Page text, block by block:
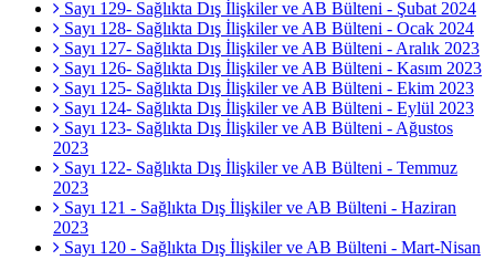
Sayı 129- Sağlıkta Dış İlişkiler ve AB Bülteni - Şubat 2024
Sayı 128- Sağlıkta Dış İlişkiler ve AB Bülteni - Ocak 2024
Sayı 127- Sağlıkta Dış İlişkiler ve AB Bülteni - Aralık 2023
Sayı 126- Sağlıkta Dış İlişkiler ve AB Bülteni - Kasım 2023
Sayı 125- Sağlıkta Dış İlişkiler ve AB Bülteni - Ekim 2023
Sayı 124- Sağlıkta Dış İlişkiler ve AB Bülteni - Eylül 2023
Sayı 123- Sağlıkta Dış İlişkiler ve AB Bülteni - Ağustos
2023
Sayı 122- Sağlıkta Dış İlişkiler ve AB Bülteni - Temmuz
2023
Sayı 121 - Sağlıkta Dış İlişkiler ve AB Bülteni - Haziran
2023
Sayı 120 - Sağlıkta Dış İlişkiler ve AB Bülteni - Mart-Nisan